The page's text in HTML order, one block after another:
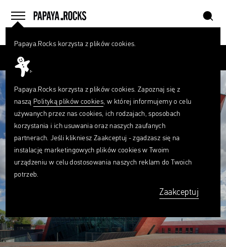
menu
home szukaj
Papaya.Rocks korzysta z plików cookies.
Papaya.Rocks korzysta z plików cookies. Zapoznaj się z
naszą Polityką plików cookies, w której informujemy o celu
używanych przez nas cookies, ich rodzajach, sposobach
korzystania i ich usuwania oraz naszych zaufanych
partnerach. Jeśli klikniesz Zaakceptuj - zgadzasz się na
instalację marketingowych plików cookies w Twoim
urządzeniu w celu dostosowania naszych reklam do Twoich
potrzeb.
Zaakceptuj
Czego
szukasz?